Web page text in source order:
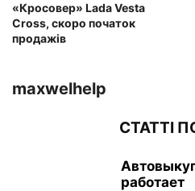
«Кросовер» Lada Vesta
Cross, скоро початок
продажів
maxwelhelp
СТАТТІ
работает